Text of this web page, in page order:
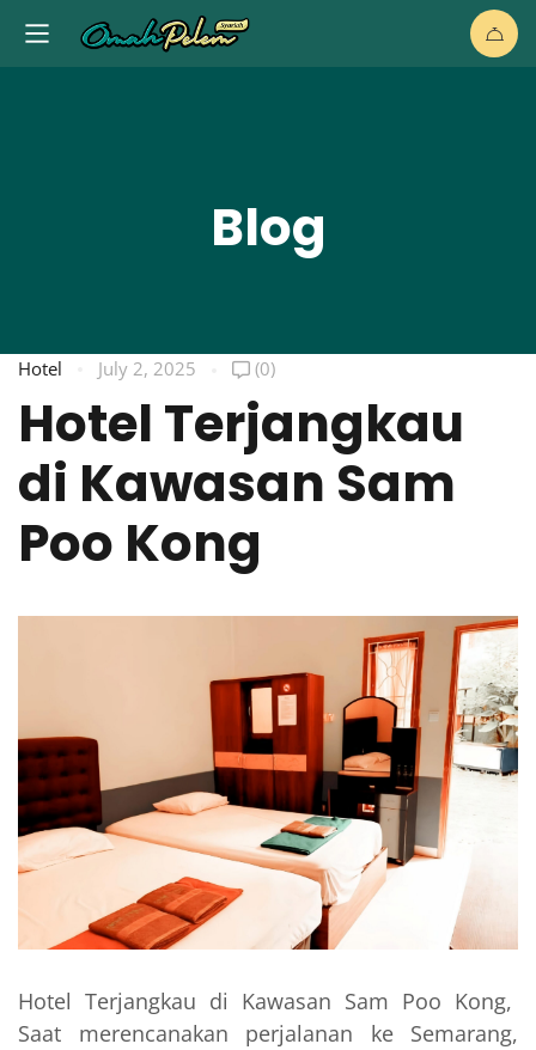
Blog
Hotel July 2, 2025 (0)
Hotel Terjangkau
di Kawasan Sam
Poo Kong
Hotel Terjangkau di Kawasan Sam Poo Kong,
Saat merencanakan perjalanan ke Semarang,